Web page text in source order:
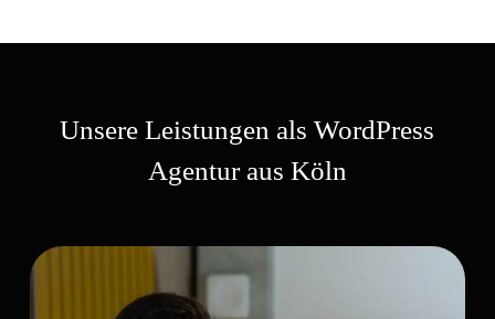
Unsere Leistungen als WordPress
Agentur aus Köln